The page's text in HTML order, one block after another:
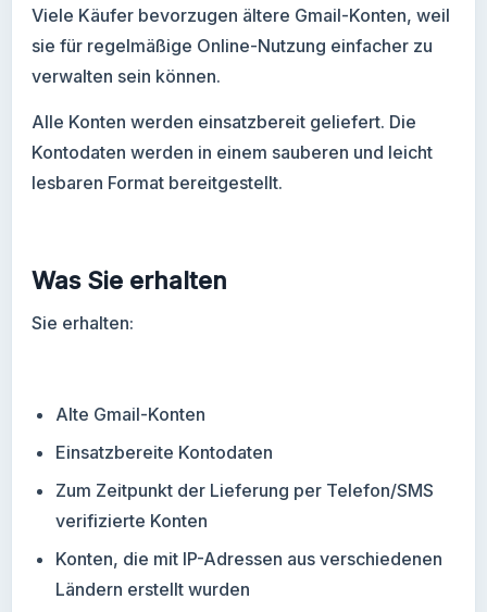
Viele Käufer bevorzugen ältere Gmail-Konten, weil
sie für regelmäßige Online-Nutzung einfacher zu
verwalten sein können.
Alle Konten werden einsatzbereit geliefert. Die
Kontodaten werden in einem sauberen und leicht
lesbaren Format bereitgestellt.
Was Sie erhalten
Sie erhalten:
Alte Gmail-Konten
Einsatzbereite Kontodaten
Zum Zeitpunkt der Lieferung per Telefon/SMS
verifizierte Konten
Konten, die mit IP-Adressen aus verschiedenen
Ländern erstellt wurden